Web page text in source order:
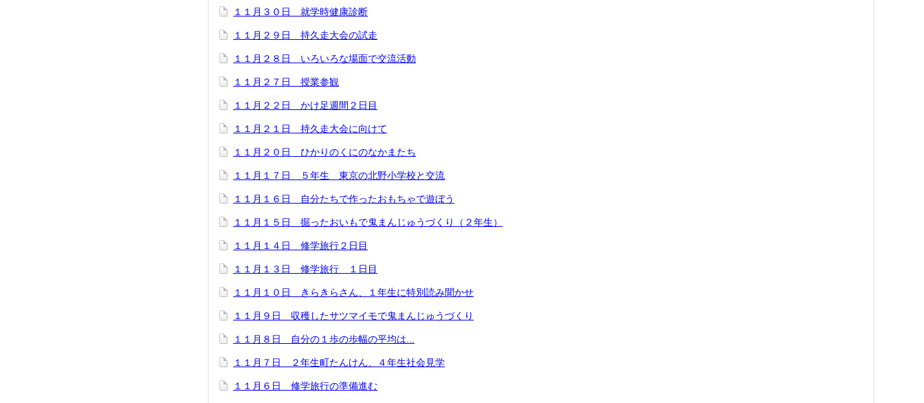
１１月３０日 就学時健康診断
１１月２９日 持久走大会の試走
１１月２８日 いろいろな場面で交流活動
１１月２７日 授業参観
１１月２２日 かけ足週間２日目
１１月２１日 持久走大会に向けて
１１月２０日 ひかりのくにのなかまたち
１１月１７日 ５年生 東京の北野小学校と交流
１１月１６日 自分たちで作ったおもちゃで遊ぼう
１１月１５日 掘ったおいもで鬼まんじゅうづくり（２年生）
１１月１４日 修学旅行２日目
１１月１３日 修学旅行 １日目
１１月１０日 きらきらさん、１年生に特別読み聞かせ
１１月９日 収穫したサツマイモで鬼まんじゅうづくり
１１月８日 自分の１歩の歩幅の平均は...
１１月７日 ２年生町たんけん、４年生社会見学
１１月６日 修学旅行の準備進む